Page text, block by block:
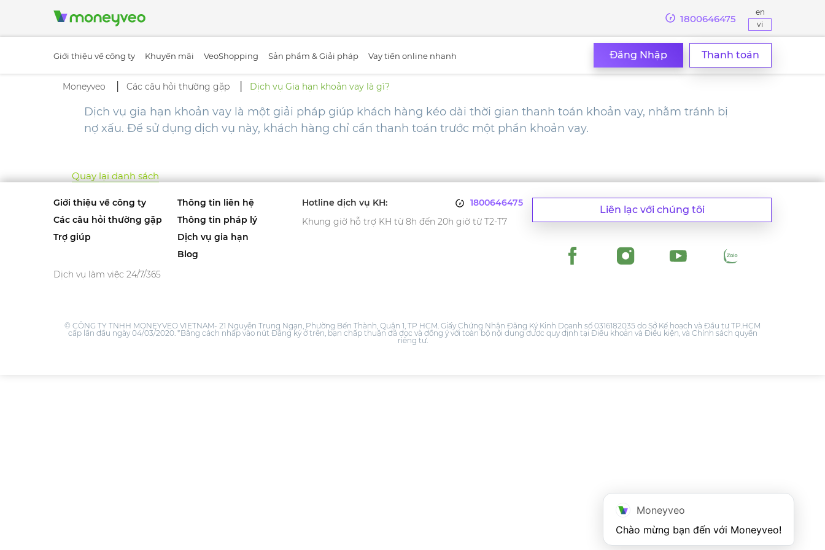
1800646475
en
vi
Giới thiệu về công ty Khuyến mãi VeoShopping Sản phẩm & Giải pháp Vay tiền online nhanh Đăng Nhập Thanh toán
Moneyveo Các câu hỏi thường gặp Dịch vụ Gia hạn khoản vay là gì?
Dịch vụ gia hạn khoản vay là một giải pháp giúp khách hàng kéo dài thời gian thanh toán khoản vay, nhằm tránh bị
nợ xấu. Để sử dụng dịch vụ này, khách hàng chỉ cần thanh toán trước một phần khoản vay.
Quay lại danh sách
Giới thiệu về công ty
Các câu hỏi thường gặp
Trợ giúp
Thông tin liên hệ
Thông tin pháp lý
Dịch vụ gia hạn
Blog
Dịch vụ làm việc 24/7/365
Liên lạc với chúng tôi
Hotline dịch vụ KH:
1800646475
Khung giờ hỗ trợ KH từ 8h đến 20h giờ từ T2-T7
© CÔNG TY TNHH MONEYVEO VIETNAM- 21 Nguyễn Trung Ngạn, Phường Bến Thành, Quận 1, TP HCM. Giấy Chứng Nhận Đăng Ký Kinh Doanh số 0316182035 do Sở Kế hoạch và Đầu tư TP.HCM
cấp lần đầu ngày 04/03/2020. *Bằng cách nhấp vào nút Đăng ký ở trên, bạn chấp thuận đã đọc và đồng ý với toàn bộ nội dung được quy định tại Điều khoản và Điều kiện, và Chính sách quyền
riêng tư.
Moneyveo
Chào mừng bạn đến với Moneyveo!